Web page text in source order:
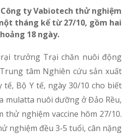
Công ty Vabiotech thử nghiệm
tháng kể từ 27/10, gồm hai
18 ngày.
trưởng Trại chăn nuôi động
tâm Nghiên cứu sản xuất
tế, Bộ Y tế, ngày 30/10 cho biết
mulatta nuôi dưỡng ở Đảo Rều,
thử nghiệm vaccine hôm 27/10.
nghiệm đều 3-5 tuổi, cân nặng